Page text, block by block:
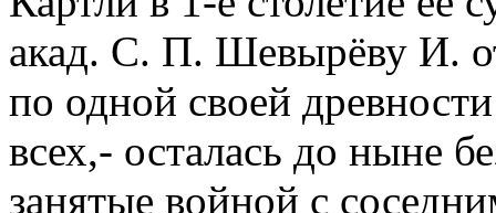
акад. С. П. Шевырёву И.
по одной своей
всех,- осталась до ныне
занятые войной с